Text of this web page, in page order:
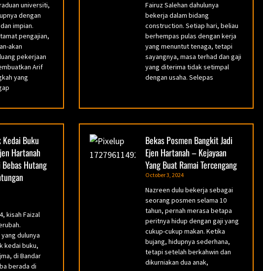
universiti,
dengan
impian.
pengajian,
akan
pekerjaan
Arif
yang
Fairuz Salehan dahulunya
bekerja dalam bidang
construction. Setiap hari, beliau
berhempas pulas dengan kerja
yang menuntut tenaga, tetapi
sayangnya, masa terhad dan gaji
yang diterima tidak setimpal
dengan usaha. Selepas
Buku
Hartanah
Hutang
kisah Faizal
dulunya
kedai buku,
di Bandar
berada di
Bekas Posmen Bangkit Jadi
Ejen Hartanah – Kejayaan
Yang Buat Ramai Tercengang
October 3, 2024
Nazreen dulu bekerja sebagai
seorang posmen selama 10
tahun, pernah merasa betapa
peritnya hidup dengan gaji yang
cukup-cukup makan. Ketika
bujang, hidupnya sederhana,
tetapi setelah berkahwin dan
dikurniakan dua anak,